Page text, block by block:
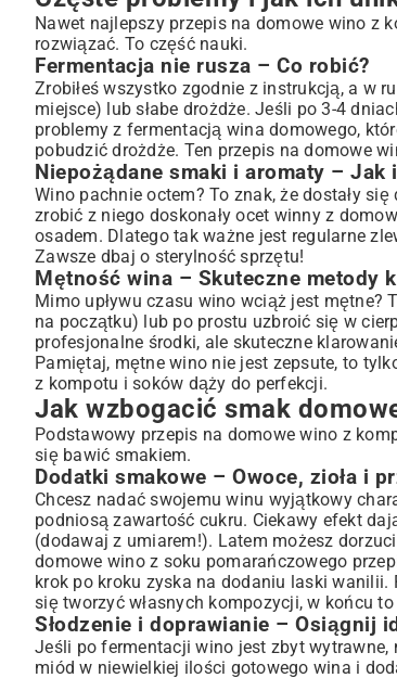
Nawet najlepszy przepis na domowe wino z
rozwiązać. To część nauki.
Fermentacja nie rusza – Co robić?
Zrobiłeś wszystko zgodnie z instrukcją, a w
miejsce) lub słabe drożdże. Jeśli po 3-4
problemy z fermentacją wina domowego,
pobudzić drożdże. Ten przepis na domowe
Niepożądane smaki i aromaty – Jak
Wino pachnie octem? To znak, że dostały
zrobić z niego doskonały ocet winny z
osadem. Dlatego tak ważne jest regularne
Zawsze dbaj o sterylność sprzętu!
Mętność wina – Skuteczne metody
Mimo upływu czasu wino wciąż jest mętne?
na początku) lub po prostu uzbroić się w
profesjonalne środki, ale skuteczne
Pamiętaj, mętne wino nie jest zepsute, to
z kompotu i soków dąży do perfekcji.
Jak wzbogacić smak
Podstawowy przepis na domowe wino z
się bawić smakiem.
Dodatki smakowe – Owoce, zioła i
Chcesz nadać swojemu winu wyjątkowy
podniosą zawartość cukru. Ciekawy efekt
(dodawaj z umiarem!). Latem możesz
domowe wino z soku pomarańczowego
krok po kroku zyska na dodaniu laski wanilii.
się tworzyć własnych kompozycji, w końcu
Słodzenie i doprawianie – Osiągnij
Jeśli po fermentacji wino jest zbyt wytrawne,
miód w niewielkiej ilości gotowego wina i